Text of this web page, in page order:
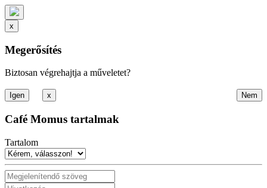
x
Megerősítés
Biztosan végrehajtja a műveletet?
x
Café Momus tartalmak
Tartalom